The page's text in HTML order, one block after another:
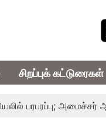
சிறப்புக் கட்டுரைகள்
அமைச்சர் ஆனந்த்